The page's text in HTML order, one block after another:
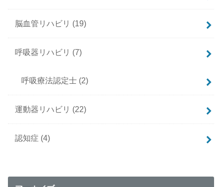
脳血管リハビリ (19)
呼吸器リハビリ (7)
呼吸療法認定士 (2)
運動器リハビリ (22)
認知症 (4)